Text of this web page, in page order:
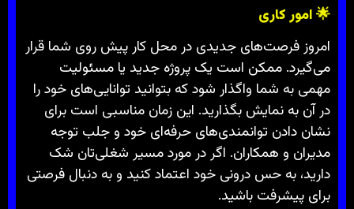
🌟امور کاری
امروز فرصت‌های جدیدی در محل کار پیش روی شما قرار
می‌گیرد. ممکن است یک پروژه جدید یا مسئولیت
مهمی به شما واگذار شود که بتوانید توانایی‌های خود را
در آن به نمایش بگذارید. این زمان مناسبی است برای
نشان دادن توانمندی‌های حرفه‌ای خود و جلب توجه
مدیران و همکاران. اگر در مورد مسیر شغلی‌تان شک
دارید، به حس درونی خود اعتماد کنید و به دنبال فرصتی
برای پیشرفت باشید.